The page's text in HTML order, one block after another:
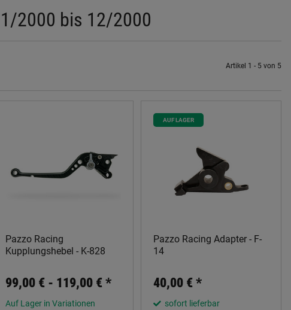
2000 bis 12/2000
Artikel 1 - 5 von 5
Pazzo Racing
Kupplungshebel - K-828
99,00 € - 119,00 €*
Auf Lager in Variationen
AUF LAGER
Pazzo Racing Adapter - F-
14
40,00 €*
sofort lieferbar